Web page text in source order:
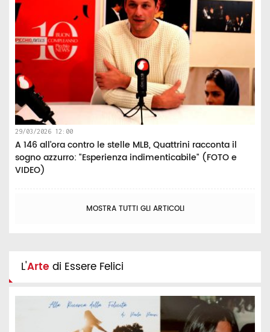
29/03/2026 12:00
A 146 all’ora contro le stelle MLB, Quattrini racconta il
sogno azzurro: "Esperienza indimenticabile" (FOTO e
VIDEO)
MOSTRA TUTTI GLI ARTICOLI
L'Arte di Essere Felici